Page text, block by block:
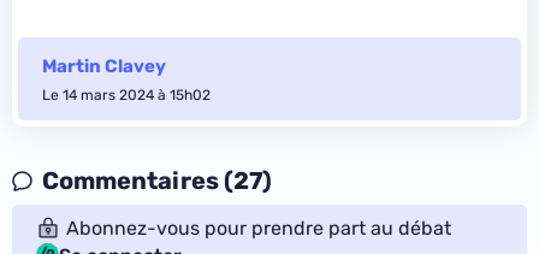
Martin Clavey
Le 14 mars 2024 à 15h02
Commentaires (27)
Abonnez-vous pour prendre part au débat